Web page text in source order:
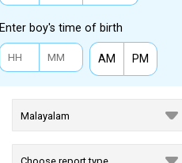
Enter boy's time of birth
AM PM